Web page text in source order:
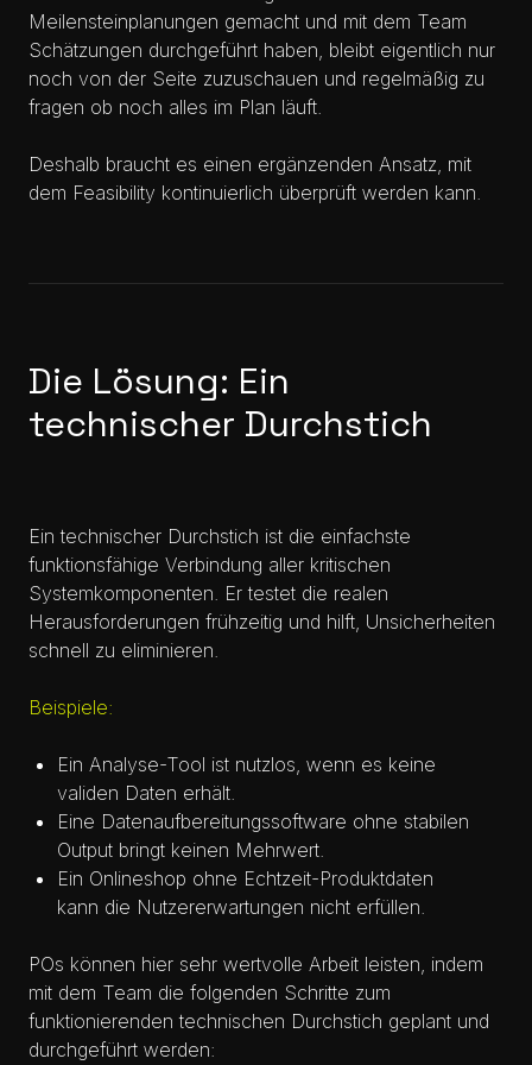
Meilensteinplanungen gemacht und mit dem Team
Schätzungen durchgeführt haben, bleibt eigentlich nur
noch von der Seite zuzuschauen und regelmäßig zu
fragen ob noch alles im Plan läuft.
Deshalb braucht es einen ergänzenden Ansatz, mit
dem Feasibility kontinuierlich überprüft werden kann.
Die Lösung: Ein
technischer Durchstich
Ein technischer Durchstich ist die einfachste
funktionsfähige Verbindung aller kritischen
Systemkomponenten. Er testet die realen
Herausforderungen frühzeitig und hilft, Unsicherheiten
schnell zu eliminieren.
Beispiele:
Ein Analyse-Tool ist nutzlos, wenn es keine
validen Daten erhält.
Eine Datenaufbereitungssoftware ohne stabilen
Output bringt keinen Mehrwert.
Ein Onlineshop ohne Echtzeit-Produktdaten
kann die Nutzererwartungen nicht erfüllen.
POs können hier sehr wertvolle Arbeit leisten, indem
mit dem Team die folgenden Schritte zum
funktionierenden technischen Durchstich geplant und
durchgeführt werden: